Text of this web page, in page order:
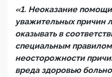
«1. Неоказание
уважительных причин
оказывать в
специальным
неосторожности
вреда здоровью